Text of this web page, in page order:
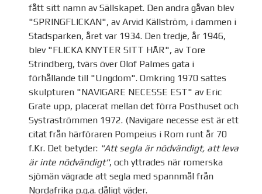
fått sitt namn av Sällskapet. Den andra gåvan blev
"SPRINGFLICKAN", av Arvid Källström, i dammen i
Stadsparken, året var 1934. Den tredje, år 1946,
blev "FLICKA KNYTER SITT HÅR", av Tore
Strindberg, tvärs över Olof Palmes gata i
förhållande till "Ungdom". Omkring 1970 sattes
skulpturen "NAVIGARE NECESSE EST" av Eric
Grate upp, placerat mellan det förra Posthuset och
Systraströmmen 1972. (Navigare necesse est är ett
citat från härföraren Pompeius i Rom runt år 70
f.Kr. Det betyder: "Att segla är nödvändigt, att leva
är inte nödvändigt", och yttrades när romerska
sjömän vägrade att segla med spannmål från
Nordafrika p.g.a. dåligt väder.